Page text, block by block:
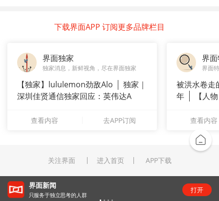
下载界面APP 订阅更多品牌栏目
界面独家
独家消息，新鲜视角，尽在界面独家
【独家】lululemon劲敌Alo
独家｜
深圳佳贤通信独家回应：英伟达A
查看内容 去APP订阅
界
界面
被洪水卷走
年
【人
查看内容
关注界面 进入首页 APP下载
“锂业双雄”净利齐翻番，扣非净利却呈“冷暖”两
级
打开